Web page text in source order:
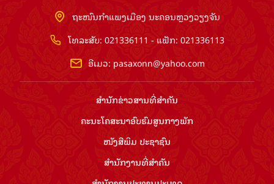
ຖະໜົນກຳແພງເມືອງ ນະຄອນຫຼວງວຽງຈັນ
ໂທລະສັບ: 021336111 - ແຟັກ: 021336113
ອີເມວ: pasaxonn@yahoo.com
ສຳ​ນັກ​ຂ່າວ​ສານ​ທີ່​ສຳ​ຄັນ​
ຄະນະໂຄສະນາອົບຮົມ​ສູນ​ກາງ​ພັກ
ໜັງສືພິມ ປະ​ຊາ​ຊົນ
ສຳ​ນັກ​ງານ​ທີ່​ສຳ​ຄັນ